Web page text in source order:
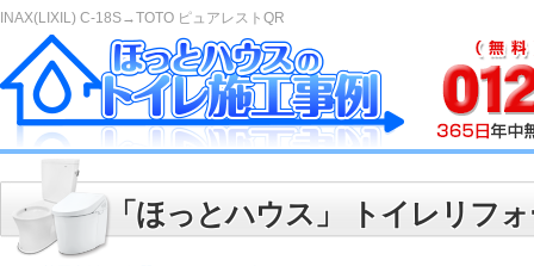
INAX(LIXIL) C-18S→TOTO ピュアレストQR
「ほっとハウス」 トイレリフ